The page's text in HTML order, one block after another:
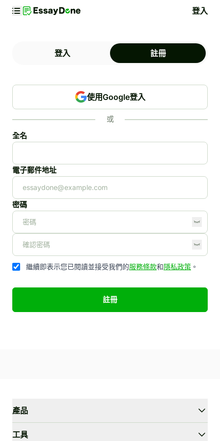
登入
登入 註冊
使用Google登入
或
全名
電子郵件地址
密碼
繼續即表示您已閱讀並接受我們的服務條款和隱私政策 。
註冊
產品
工具